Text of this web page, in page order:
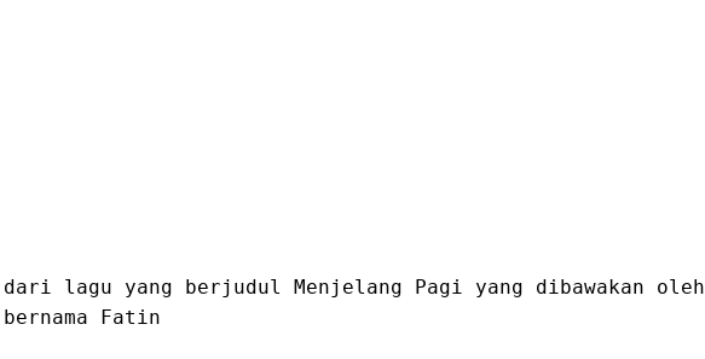
lagu yang berjudul Menjelang Pagi yang dibawakan oleh
Fatin